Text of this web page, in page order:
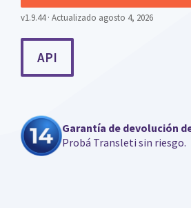
v1.9.44 · Actualizado agosto 4, 2026
API
Garantía de devolución
Probá Transleti sin riesgo.